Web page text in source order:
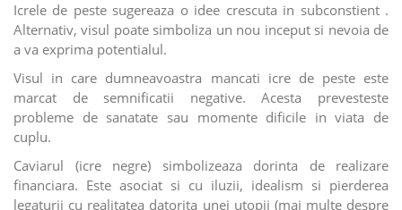
Icrele de peste sugereaza o idee crescuta in subconstient .
Alternativ, visul poate simboliza un nou inceput si nevoia de
a va exprima potentialul.
Visul in care dumneavoastra mancati icre de peste este
marcat de semnificatii negative. Acesta prevesteste
probleme de sanatate sau momente dificile in viata de
cuplu.
Caviarul (icre negre) simbolizeaza dorinta de realizare
financiara. Este asociat si cu iluzii, idealism si pierderea
legaturii cu realitatea datorita unei utopii (mai multe despre